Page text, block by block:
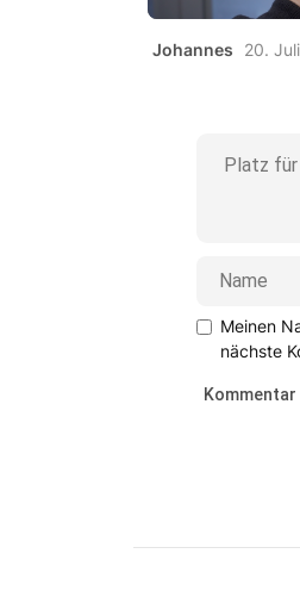
Johannes 20.
Meinen
nächste